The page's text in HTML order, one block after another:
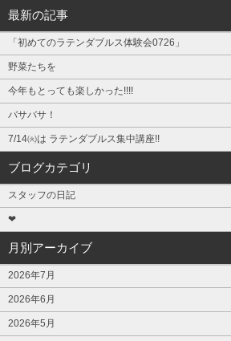
最新の記事
「初めてのラテンダブルス体験会0726」
野菜たちを
今年もとっても楽しかった!!!!
バサバサ！
7/14㈫は ラテンダブルス集中講座!!
ブログカテゴリ
スタッフの日記
❤
月別アーカイブ
2026年7月
2026年6月
2026年5月